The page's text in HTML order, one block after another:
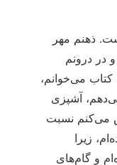
ذهنم مهر
در درونم
کتاب می‌خوانم،
آشپزی
می‌کنم نسبت
زیرا
و گام‌های